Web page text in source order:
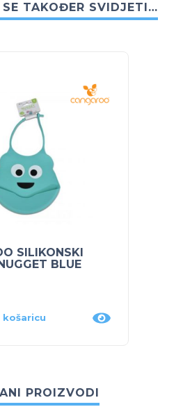
TAKOĐER SVIDJETI…
SILIKONSKI
BLUE
košaricu
PROIZVODI